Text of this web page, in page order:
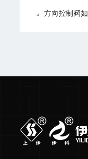
方向控制阀